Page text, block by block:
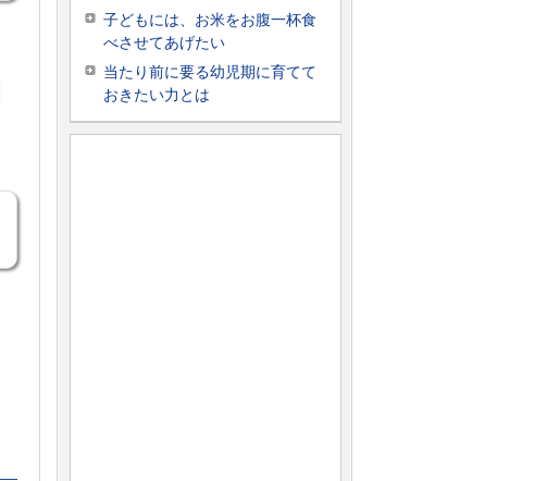
子どもには、お米をお腹一杯食
べさせてあげたい
当たり前に要る幼児期に育てて
おきたい力とは